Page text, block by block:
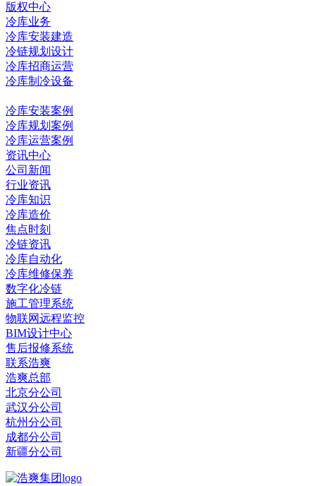
版权中心
冷库业务
冷库安装建造
冷链规划设计
冷库招商运营
冷库制冷设备
冷库安装案例
冷库规划案例
冷库运营案例
资讯中心
公司新闻
行业资讯
冷库知识
冷库造价
焦点时刻
冷链资讯
冷库自动化
冷库维修保养
数字化冷链
施工管理系统
物联网远程监控
BIM设计中心
售后报修系统
联系浩爽
浩爽总部
北京分公司
武汉分公司
杭州分公司
成都分公司
新疆分公司